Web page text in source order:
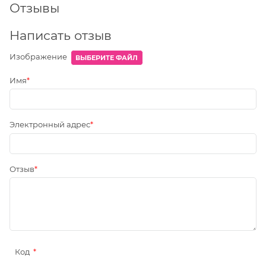
Отзывы
Написать отзыв
Изображение ВЫБЕРИТЕ ФАЙЛ
Имя
Электронный адрес
Отзыв
Код